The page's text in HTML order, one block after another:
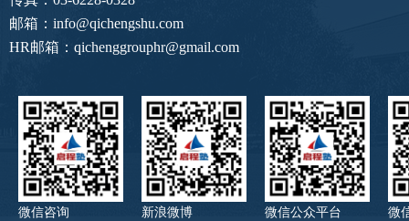
邮箱：info@qichengshu.com
HR邮箱：qichenggrouphr@gmail.com
微信咨询
新浪微博
微信公众平台
微